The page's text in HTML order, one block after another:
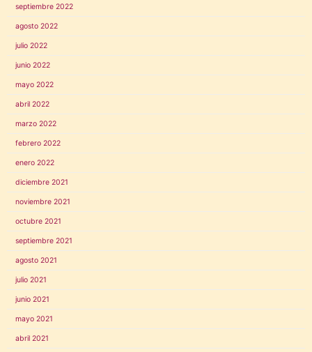
septiembre 2022
agosto 2022
julio 2022
junio 2022
mayo 2022
abril 2022
marzo 2022
febrero 2022
enero 2022
diciembre 2021
noviembre 2021
octubre 2021
septiembre 2021
agosto 2021
julio 2021
junio 2021
mayo 2021
abril 2021